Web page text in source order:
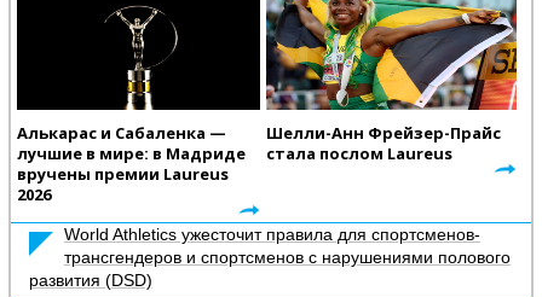
Алькарас и Сабаленка —
лучшие в мире: в Мадриде
вручены премии Laureus
2026
Шелли-Анн Фрейзер-Прайс
стала послом Laureus
World Athletics ужесточит правила для спортсменов-
трансгендеров и спортсменов с нарушениями полового
развития (DSD)